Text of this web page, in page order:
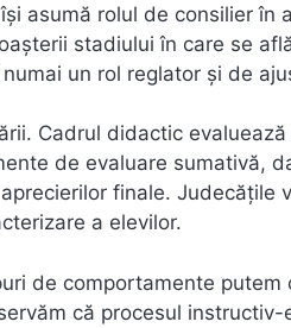
asumă rolul de consilier
stadiului în care se
un rol reglator şi de
Cadrul didactic
de evaluare sumativă,
finale.
a elevilor.
de comportamente
că procesul